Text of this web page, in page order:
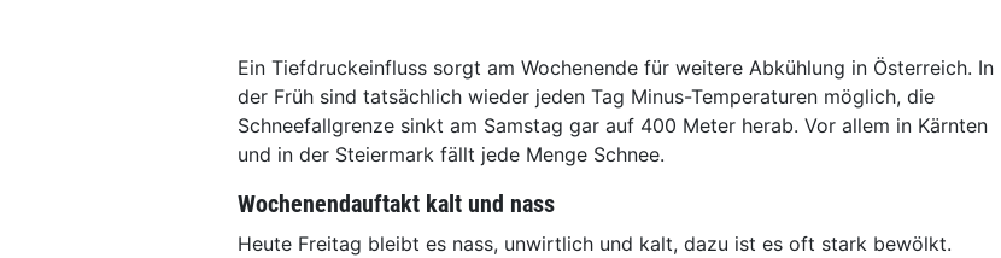
Ein Tiefdruckeinfluss sorgt am Wochenende für weitere Abkühlung in Österreich. In
der Früh sind tatsächlich wieder jeden Tag Minus-Temperaturen möglich, die
Schneefallgrenze sinkt am Samstag gar auf 400 Meter herab. Vor allem in Kärnten
und in der Steiermark fällt jede Menge Schnee.
Wochenendauftakt kalt und nass
Heute Freitag bleibt es nass, unwirtlich und kalt, dazu ist es oft stark bewölkt.